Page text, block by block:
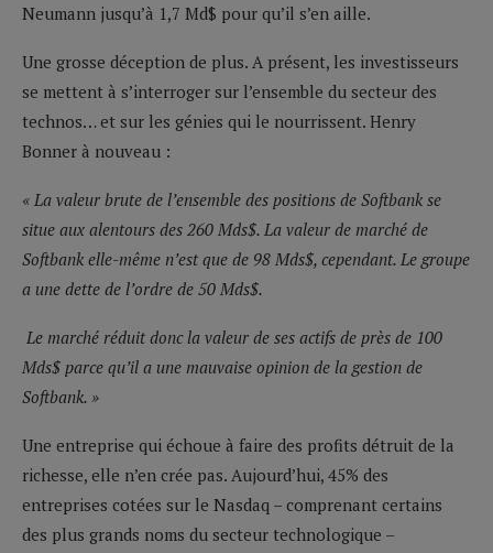
Neumann jusqu’à 1,7 Md$ pour qu’il s’en aille.
Une grosse déception de plus. A présent, les investisseurs
se mettent à s’interroger sur l’ensemble du secteur des
technos… et sur les génies qui le nourrissent. Henry
Bonner à nouveau :
« La valeur brute de l’ensemble des positions de Softbank se
situe aux alentours des 260 Mds$. La valeur de marché de
Softbank elle-même n’est que de 98 Mds$, cependant. Le groupe
a une dette de l’ordre de 50 Mds$.
Le marché réduit donc la valeur de ses actifs de près de 100
Mds$ parce qu’il a une mauvaise opinion de la gestion de
Softbank. »
Une entreprise qui échoue à faire des profits détruit de la
richesse, elle n’en crée pas. Aujourd’hui, 45% des
entreprises cotées sur le Nasdaq – comprenant certains
des plus grands noms du secteur technologique –